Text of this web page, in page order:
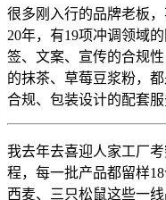
很多刚入行的品牌老板
20年，有19项冲调领域
签、文案、宣传的合规
的抹茶、草莓豆浆粉，
合规、包装设计的配套
我去年去喜迎人家工厂
程，每一批产品都留样
西麦、三只松鼠这些一